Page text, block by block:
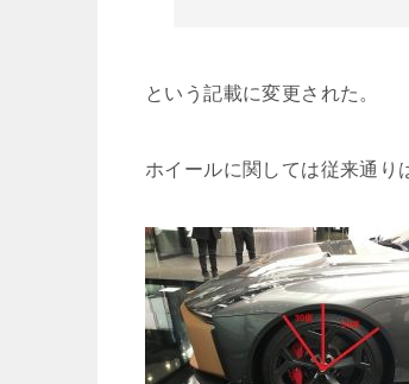
という記載に変更された。
ホイールに関しては従来通り